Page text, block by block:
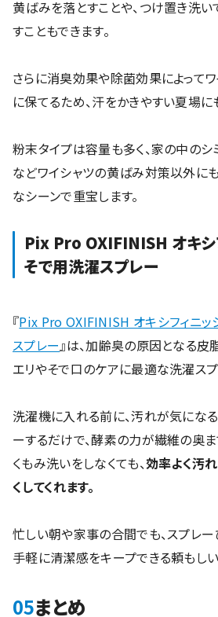
酸素系漂白剤を使って、しっかりワイ
したい場合は、『Pix OXI FINISH オ
すすめです。
国内生産で製造された安全性の高
漂白剤で、ツーンとした刺激臭もありま
黄ばみを落とすことや、つけ置き洗
すこともできます。
に保てるため、汗をかきやすい夏場に
粉末タイプは容量も多く、家の中の
などワイシャツの黄ばみ対策以外にも
Pix Pro OXIFINISH オキシフ